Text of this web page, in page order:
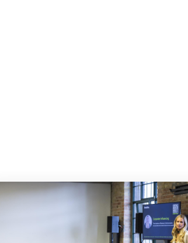
anmelden! Masterclasses & Expert Talks